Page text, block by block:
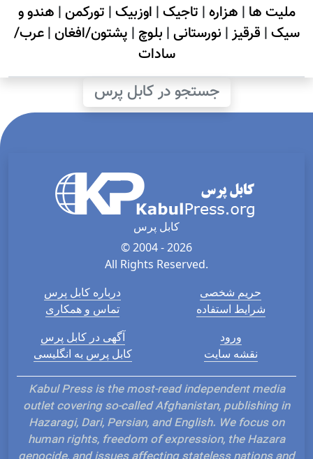
ملیت ها | هزاره| تاجیک| اوزبیک| تورکمن| هندو و
سیک| قرقیز| نورستانی| بلوچ | پشتون/افغان|عرب/
سادات
جستجو در کابل پرس
کابل پرس
© 2004 - 2026
All Rights Reserved.
درباره کابل پرس
تماس و همکاری
حریم شخصی
شرایط استفاده
آگهی در کابل پرس
کابل پرس به انگلیسی
ورود
نقشه سایت
Kabul Press is the most-read independent media
outlet covering so-called Afghanistan, publishing in
Hazaragi, Dari, Persian, and English. We focus on
human rights, freedom of expression, the Hazara